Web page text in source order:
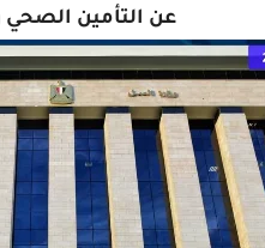
عن التأمين الصحي